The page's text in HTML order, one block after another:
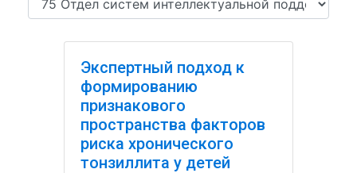
Экспертный подход к
формированию
признакового
пространства факторов
риска хронического
тонзиллита у детей